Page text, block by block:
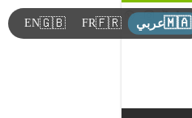
🇲🇦عربي 🇫🇷
FR
🇬🇧
EN